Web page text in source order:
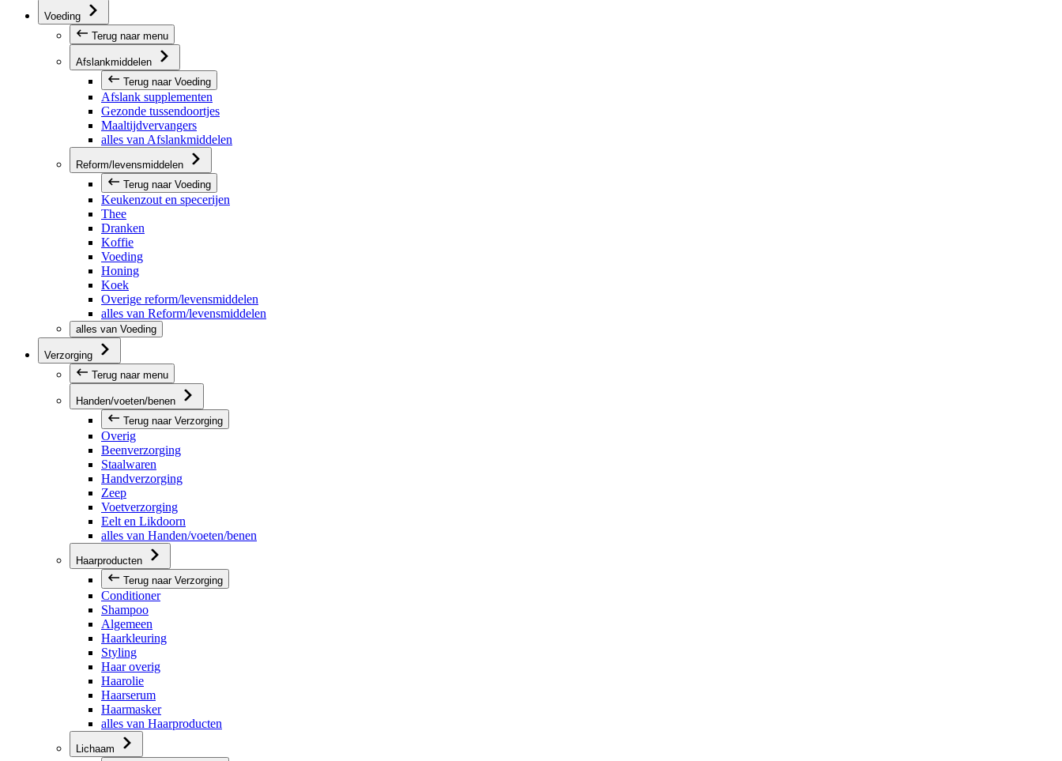
Voeding
Terug naar menu
Afslankmiddelen
Terug naar Voeding
Afslank supplementen
Gezonde tussendoortjes
Maaltijdvervangers
alles van Afslankmiddelen
Reform/levensmiddelen
Terug naar Voeding
Keukenzout en specerijen
Thee
Dranken
Koffie
Voeding
Honing
Koek
Overige reform/levensmiddelen
alles van Reform/levensmiddelen
alles van Voeding
Verzorging
Terug naar menu
Handen/voeten/benen
Terug naar Verzorging
Overig
Beenverzorging
Staalwaren
Handverzorging
Zeep
Voetverzorging
Eelt en Likdoorn
alles van Handen/voeten/benen
Haarproducten
Terug naar Verzorging
Conditioner
Shampoo
Algemeen
Haarkleuring
Styling
Haar overig
Haarolie
Haarserum
Haarmasker
alles van Haarproducten
Lichaam